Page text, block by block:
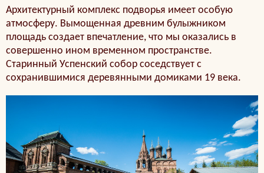
Архитектурный комплекс подворья имеет особую
атмосферу. Вымощенная древним булыжником
площадь создает впечатление, что мы оказались в
совершенно ином временном пространстве.
Старинный Успенский собор соседствует с
сохранившимися деревянными домиками 19 века.